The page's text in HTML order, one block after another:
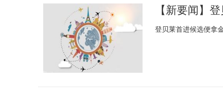
登贝莱首进候选便拿